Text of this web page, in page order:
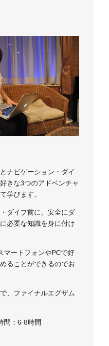
ナビゲーション・ダイ
きな3つのアドベンチャ
学びます。
ダイブ前に、安全にダ
必要な知識を身に付け
マートフォンやPCで好
ることができるのでお
、ファイナルエグザム
間：6-8時間